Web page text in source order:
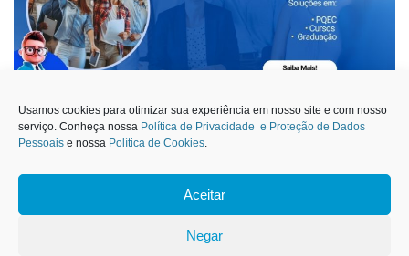
Usamos cookies para otimizar sua experiência em nosso site e com nosso
serviço. Conheça nossa Política de Privacidade e Proteção de Dados
Pessoais e nossa Política de Cookies.
Aceitar
Negar